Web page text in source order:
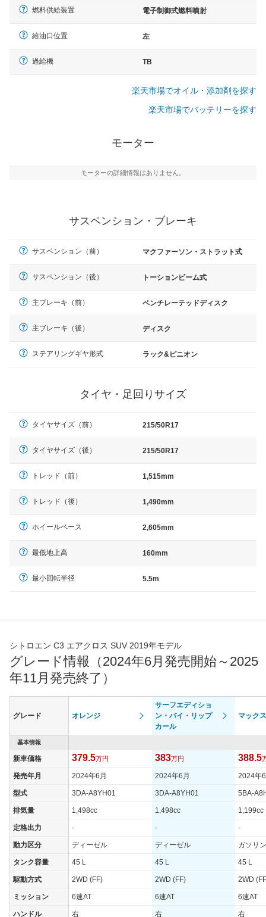
燃料供給装置 電子制御式燃料噴射
給油口位置 左
過給機 TB
楽天市場でオイル・添加剤を探す
楽天市場でバッテリーを探す
モーター
モーターの詳細情報はありません。
サスペンション・ブレーキ
サスペンション（前） マクファーソン・ストラット式
サスペンション（後） トーションビーム式
主ブレーキ（前） ベンチレーテッドディスク
主ブレーキ（後） ディスク
ステアリングギヤ形式 ラック&ピニオン
タイヤ・足回りサイズ
タイヤサイズ（前） 215/50R17
タイヤサイズ（後） 215/50R17
トレッド（前） 1,515mm
トレッド（後） 1,490mm
ホイールベース 2,605mm
最低地上高 160mm
最小回転半径 5.5m
シトロエン C3 エアクロス SUV 2019年モデル
グレード情報（2024年6月発売開始～2025
年11月発売終了）
グレード オレンジ
サーフエディショ
ン・バイ・リップ
カール
マックス
基本情報
新車価格 379.5万円 383万円 388.5
発売年月 2024年6月 2024年6月 2024年
型式 3DA-A8YH01 3DA-A8YH01 5BA-
排気量 1,498cc 1,498cc 1,199cc
定格出力 - - -
動力区分 ディーゼル ディーゼル ガソリン
タンク容量 45 L 45 L 45 L
駆動方式 2WD (FF) 2WD (FF) 2WD
ミッション 6速AT 6速AT 6速AT
ハンドル 右 右 右